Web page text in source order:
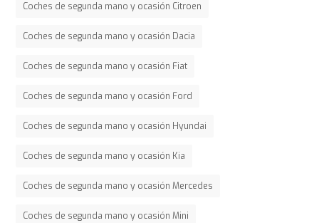
Coches de segunda mano y ocasión Citroen
Coches de segunda mano y ocasión Dacia
Coches de segunda mano y ocasión Fiat
Coches de segunda mano y ocasión Ford
Coches de segunda mano y ocasión Hyundai
Coches de segunda mano y ocasión Kia
Coches de segunda mano y ocasión Mercedes
Coches de segunda mano y ocasión Mini